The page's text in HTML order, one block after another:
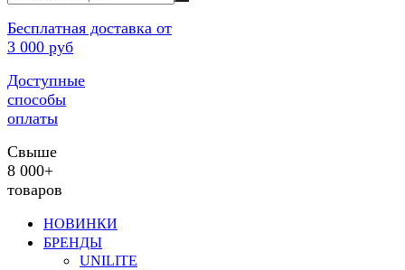
Бесплатная доставка от
3 000 руб
Доступные
способы
оплаты
Свыше
8 000+
товаров
НОВИНКИ
БРЕНДЫ
UNILITE